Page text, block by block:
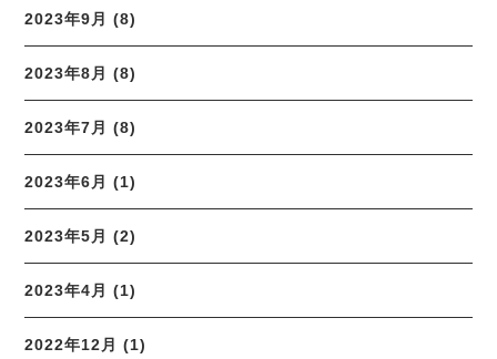
2023年9月 (8)
2023年8月 (8)
2023年7月 (8)
2023年6月 (1)
2023年5月 (2)
2023年4月 (1)
2022年12月 (1)